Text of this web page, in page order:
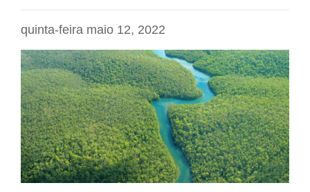
quinta-feira maio 12, 2022